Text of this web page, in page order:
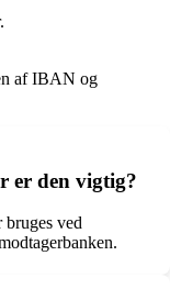
af IBAN og
er den vigtig?
bruges ved